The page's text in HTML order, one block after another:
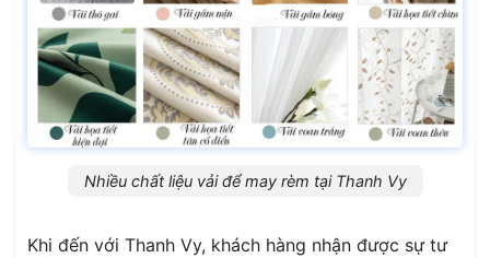
Nhiều chất liệu vải để may rèm tại Thanh Vy
Khi đến với Thanh Vy, khách hàng nhận được sự tư